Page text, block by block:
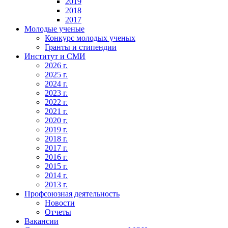
2018
2017
Молодые ученые
Конкурс молодых ученых
Гранты и стипендии
Институт и СМИ
2026 г.
2025 г.
2024 г.
2023 г.
2022 г.
2021 г.
2020 г.
2019 г.
2018 г.
2017 г.
2016 г.
2015 г.
2014 г.
2013 г.
Профсоюзная деятельность
Новости
Отчеты
Вакансии